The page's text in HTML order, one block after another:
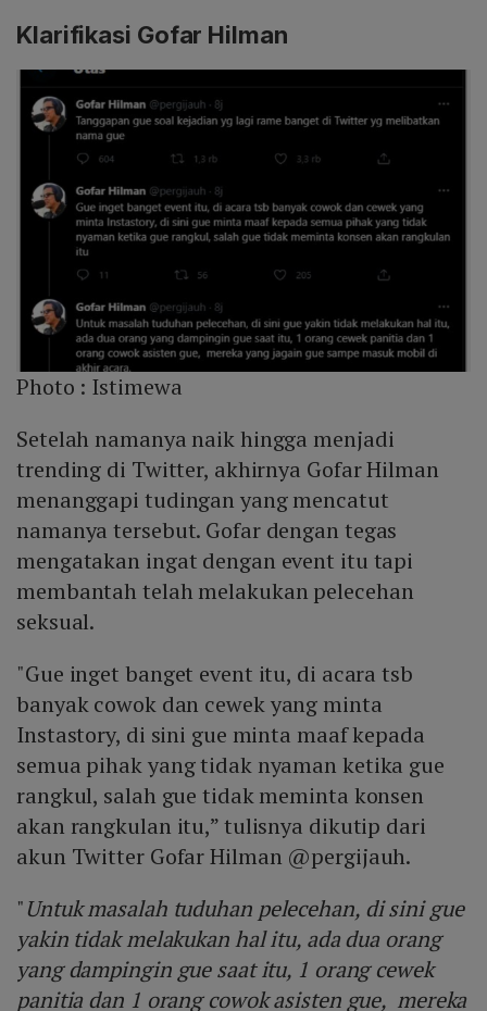
Klarifikasi Gofar Hilman
Photo : Istimewa
Setelah namanya naik hingga menjadi
trending di Twitter, akhirnya Gofar Hilman
menanggapi tudingan yang mencatut
namanya tersebut. Gofar dengan tegas
mengatakan ingat dengan event itu tapi
membantah telah melakukan pelecehan
seksual.
"Gue inget banget event itu, di acara tsb
banyak cowok dan cewek yang minta
Instastory, di sini gue minta maaf kepada
semua pihak yang tidak nyaman ketika gue
rangkul, salah gue tidak meminta konsen
akan rangkulan itu,” tulisnya dikutip dari
akun Twitter Gofar Hilman @pergijauh.
"Untuk masalah tuduhan pelecehan, di sini gue
yakin tidak melakukan hal itu, ada dua orang
yang dampingin gue saat itu, 1 orang cewek
panitia dan 1 orang cowok asisten gue, mereka